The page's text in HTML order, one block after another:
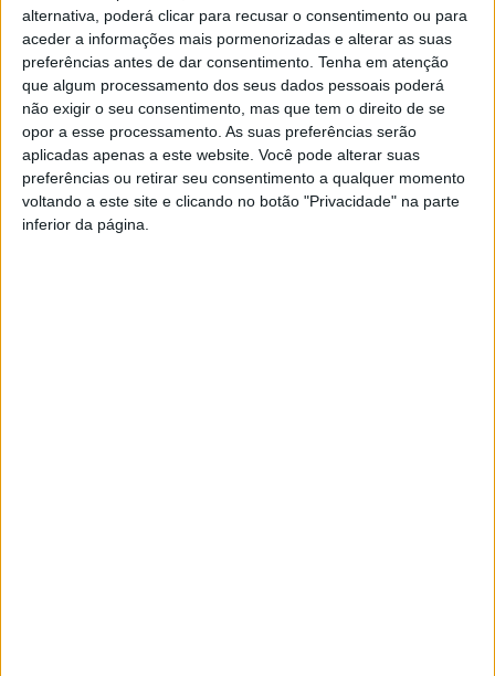
alternativa, poderá clicar para recusar o consentimento ou para
aceder a informações mais pormenorizadas e alterar as suas
preferências antes de dar consentimento. Tenha em atenção
que algum processamento dos seus dados pessoais poderá
não exigir o seu consentimento, mas que tem o direito de se
opor a esse processamento. As suas preferências serão
aplicadas apenas a este website. Você pode alterar suas
preferências ou retirar seu consentimento a qualquer momento
voltando a este site e clicando no botão "Privacidade" na parte
inferior da página.
Na próxima jornada, dia 28 de janeiro, o Académico de
Viseu volta a jogar fora de casa, com uma deslocação a
Matosinhos, para defrontar o Leixões, último classificado
desta fase de apuramento, em partida com início pelas
15:00.
Apuram-se para a Taça Revelação apenas os dois
primeiros classificados no final das 14 jornadas desta